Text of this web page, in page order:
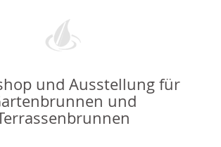
und Ausstellung für
und